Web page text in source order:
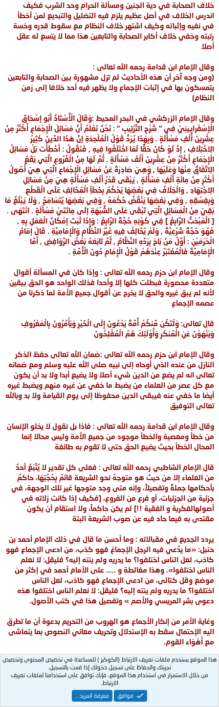
خلاف الصحابة في دية الجنين ومسألة الحرام وحد الشرب فكيف
اندرس الخلاف في أصل عظيم يلزم فيه التضليل والتبديع لمن أخطأ
في نفيه وإثباته وكيف اشتهر خلاف النظام مع سقوط قدره وخسة
رتبته وخفي خلاف أكابر الصحابة والتابعين هذا مما لا يتسع له عقل
أصلا
وقال الإمام ابن قدامة رحمه الله تعالى :
(ومن وجه آخر أن هذه الأحاديث لم تزل مشهورة بين الصحابة والتابعين
يتمسكون بها في إثبات الإجماع ولا يظهر فيه أحد خلافا إلى زمن
النظام)
وقال الإمام الزركشي في البحر المحيط :وَقَالَ الْأُسْتَاذُ أَبُو إسْحَاقَ
الْإسْفَرايِينِيّ فِي " شَرْحِ التَّرْتِيبِ " : نَحْنُ نَعْلَمُ أَنَّ مَسَائِلَ الْإِجْمَاعِ أَكْثَرُ مِنْ
عِشْرِينَ أَلْفِ مَسْأَلَةٍ . وَبِهَذَا يُرَدُّ قَوْلُ الْمُلْحِدَةِ إنَّ هَذَا الدِّينَ كَثِيرُ
الِاخْتِلَافِ , إذْ لَوْ كَانَ حَقًّا لَمَا اخْتَلَفُوا فِيهِ , فَنَقُولُ : أَخْطَأْت بَلْ مَسَائِلُ
الْإِجْمَاعِ أَكْثَرُ مِنْ عِشْرِينَ أَلْفَ مَسْأَلَةٍ . ثُمَّ لَهَا مِنْ الْفُرُوعِ الَّتِي يَقَعُ
الِاتِّفَاقُ مِنْهَا وَعَلَيْهَا , وَهِيَ صَادِرَةٌ عَنْ مَسَائِلِ الْإِجْمَاعِ الَّتِي هِيَ أُصُولُ
أَكْثَرِ مِنْ مِائَةِ أَلْفِ مَسْأَلَةٍ , يَبْقَى قَدْرُ أَلْفِ مَسْأَلَةٍ هِيَ مِنْ مَسَائِلِ
الِاجْتِهَادِ , وَالْخِلَافُ فِي بَعْضِهَا يَحْكُمُ بِخَطَأِ الْمُخَالِفِ عَلَى الْقَطْعِ
وَبِفِسْقِهِ , وَفِي بَعْضِهَا يَنْقُضُ حُكْمَهُ , وَفِي بَعْضِهَا يُتَسَامَحُ , وَلَا يَبْلُغُ مَا
بَقِيَ مِنْ الْمَسَائِلِ الَّتِي تَبْقَى عَلَى الشُّبْهَةِ إلَى مِائَتَيْ مَسْأَلَةٍ . انْتَهَى .
[ الْمَبْحَثُ الرَّابِعُ ] فِي كَوْنِهِ حُجَّةً الرَّابِعُ : وَإِذَا ثَبَتَ إمْكَانُ الْعَمَلِ بِهِ ,
فَهُوَ حُجَّةٌ شَرْعِيَّةٌ , وَلَمْ يُخَالِفْ فِيهِ غَيْرُ النَّظَّامِ وَالْإِمَامِيَّةِ . قَالَ إمَامُ
الْحَرَمَيْنِ : أَوَّلُ مَنْ بَاحَ بِرَدِّهِ النَّظَّامُ , ثُمَّ تَابَعَهُ بَعْضُ الرَّوَافِضِ , أَمَّا
الْإِمَامِيَّةُ فَالْمُعْتَبَرُ عِنْدَهُمْ قَوْلُ الْإِمَامِ دُونَ الْأُمَّةِ .
وقال الإمام ابن حزم رحمه الله تعالى : وإذا كان في المسألة أقوال
متعددة محصورة فبطلت كلها إلا وأحدا فذلك الواحد هو الحق بيقين
لأنه لم يبق غيره والحق لا يخرج عن أقوال جميع الأمة لما ذكرنا من
عصمه الإجماع
قال تعالى: وَلْتَكُن مِّنكُمْ أُمَّةٌ يَدْعُونَ إِلَى الْخَيْرِ وَيَأْمُرُونَ بِالْمَعْرُوفِ
وَيَنْهَوْنَ عَنِ الْمُنكَرِ وَأُوْلَئِكَ هُمُ الْمُفْلِحُونَ
وقال الإمام ابن حزم رحمه الله تعالى :ضمان الله تعالى حفظ الذكر
النازل من عنده الذي أوحاه إلى نبيه صلى الله عليه وسلم ومع ضمانه
تعالى انه لم يضع من الدين شيء أصلا ولا يضيع أبدا ولا بد أن يكون
مع كل عصر من العلماء من يضبط ما خفي عن غيره منهم ويضبط غيره
أيضا ما خفي عنه فيبقى الدين محفوظا إلى يوم القيامة ولا بد وبالله
تعالى التوفيق
وقال الإمام ابن قدامة رحمه الله تعالى : فاذا بل نقول لا يخلو الإنسان
من خطأ ومعصية والخطأ موجود من جميع الأمة وليس محالا إنما
المحال الخطأ بحيث يضيع الحق حتى لا تقوم به طائفة
قال الإمام الشاطبي رحمه الله تعالى : فعلى كل تقدير لا يُتَّبَعُ أحدٌ
من العلماء إلا من حيث هو متوجهٌ نحو الشريعة قائمٌ بِحُجَّتِهَا، حاكمٌ
بأحكامها جملةً وتفصيلاً، وإنه متى وجد متوجها غير تلك الوجهة، في
جزئية من الجزئيات، أو فرع من الفروع، [فكيف إذا كانت زلاته في
أصولهالفكرية و الفقية !!] لم يكن حاكماً، ولا استقام أن يكون
مقتدى به فيما حاد فيه عن صوب الشريعة البتة
يردد الجديع في مقبالاته : وما أحسن ما قال في ذلك الإمام أحمد بن
حنبل: «ما يدَّعي فيه الرجل الإجماعَ فهو كذب، من ادعى الإجماع فهو
كاذب، لعل الناس اختلفوا؟ ما يدريه ولم ينته إليه؟ فليقل: لا نعلم
الناس اختلفوا». وهذا مغالطة و ..... على الأمام أحمد في إكثر من
موضع وقل كتالى، من ادعى الإجماع فهو كاذب، لعل الناس
اختلفوا؟ ما يدريه ولم ينته إليه؟ فليقل: لا نعلم الناس اختلفوا هذه
دعوى بشر المريسي والأصم » وتفصيل هذا في كتب الأصول.
وغاية الأمر من إنكار الأجماع هو الهروب من التحريم بدعوة أن ما تطرق
اليه الإحتمال سقط به الإستدلال وتحريف معاني النصوص بما يتماشى
مع أَهْوَاء القوم.
قال الله: أَمْ لَهُمْ شُرَكَاءُ شَرَعُوا لَهُمْ مِنَ الدِّينِ مَا لَمْ يَأْذَنْ بِهِ اللهُ وقال:
وَأَنِ احْكُم بَيْنَهُم بِمَآ أَنزَلَ اللّهُ وَلاَ تَتَّبِعْ أَهْوَاءهُمْ وَاحْذَرْهُمْ أَن يَفْتِنُوكَ
عَن بَعْضِ مَا أَنزَلَ اللّهُ إِلَيْكَ وقال: وَلاَ تَتَّبِعْ أَهْوَاءهُمْ عَمَّا جَاءكَ مِنَ الْحَقِّ
لِكُلٍّ جَعَلْنَا مِنكُمْ شِرْعَةً وَمِنْهاجأً
هذا الموقع يستخدم ملفات تعريف الارتباط (الكوكيز ) للمساعدة في تخصيص المحتوى وتخصيص
تجربتك والحفاظ على تسجيل دخولك إذا قمت بالتسجيل.
من خلال الاستمرار في استخدام هذا الموقع، فإنك توافق على استخدامنا لملفات تعريف
الارتباط.
موافق
معرفة المزيد...